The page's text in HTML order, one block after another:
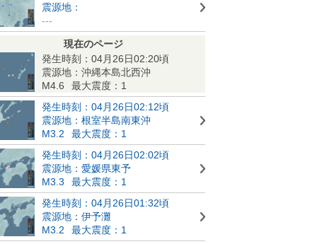
震源地：
---
現在のページ
発生時刻：04月26日02:20頃
震源地：沖縄本島北西沖
M4.6
最大震度：1
発生時刻：04月26日02:12頃
震源地：根室半島南東沖
M3.2
最大震度：1
発生時刻：04月26日02:02頃
震源地：愛媛県東予
M3.3
最大震度：1
発生時刻：04月26日01:32頃
震源地：伊予灘
M3.2
最大震度：1